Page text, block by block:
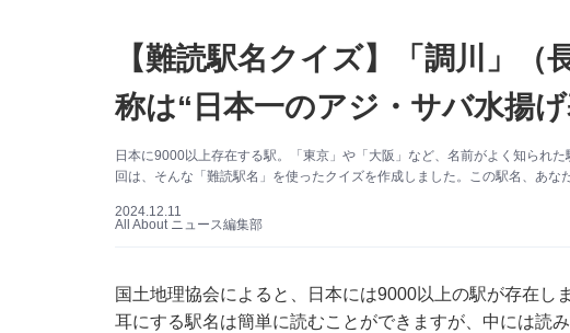
【難読駅名クイズ】「調川」
称は“日本一のアジ・サバ水揚げ
日本に9000以上存在する駅。「東京」や「大阪」など、名前がよく知られ
回は、そんな「難読駅名」を使ったクイズを作成しました。この駅名、あな
2024.12.11
All About ニュース編集部
国土地理協会によると、日本には9000以上の駅が存在し
耳にする駅名は簡単に読むことができますが、中には